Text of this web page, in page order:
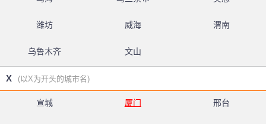
潍坊 威海 渭南
乌鲁木齐 文山
X (以X为开头的城市名)
宣城 厦门 邢台